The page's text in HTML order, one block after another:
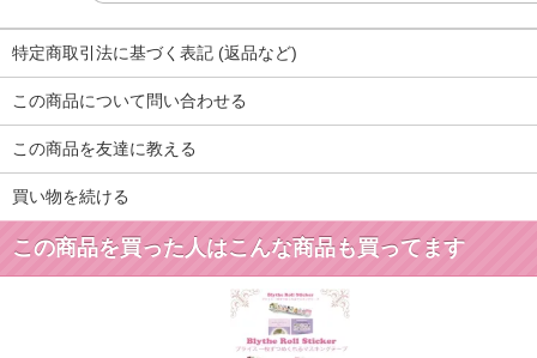
特定商取引法に基づく表記 (返品など)
この商品について問い合わせる
この商品を友達に教える
買い物を続ける
この商品を買った人はこんな商品も買ってます